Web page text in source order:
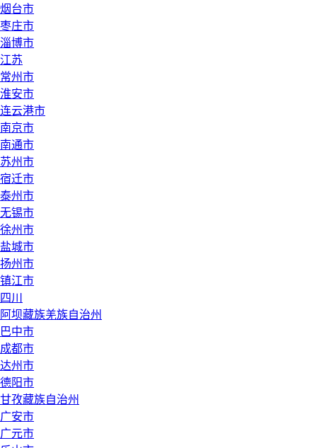
烟台市
枣庄市
淄博市
江苏
常州市
淮安市
连云港市
南京市
南通市
苏州市
宿迁市
泰州市
无锡市
徐州市
盐城市
扬州市
镇江市
四川
阿坝藏族羌族自治州
巴中市
成都市
达州市
德阳市
甘孜藏族自治州
广安市
广元市